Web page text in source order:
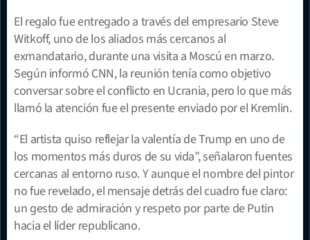
El regalo fue entregado a través del empresario Steve
Witkoff, uno de los aliados más cercanos al
exmandatario, durante una visita a Moscú en marzo.
Según informó CNN, la reunión tenía como objetivo
conversar sobre el conflicto en Ucrania, pero lo que más
llamó la atención fue el presente enviado por el Kremlin.
“El artista quiso reflejar la valentía de Trump en uno de
los momentos más duros de su vida”, señalaron fuentes
cercanas al entorno ruso. Y aunque el nombre del pintor
no fue revelado, el mensaje detrás del cuadro fue claro:
un gesto de admiración y respeto por parte de Putin
hacia el líder republicano.